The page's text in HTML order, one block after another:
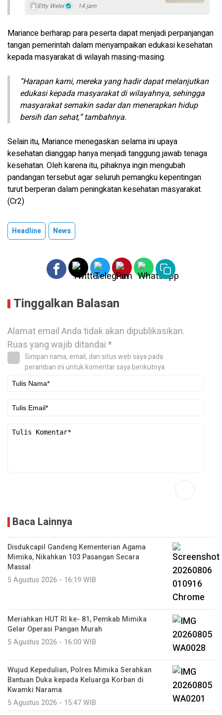
Etty Weler 14 jam
Mariance berharap para peserta dapat menjadi perpanjangan
tangan pemerintah dalam menyampaikan edukasi kesehatan
kepada masyarakat di wilayah masing-masing.
“Harapan kami, mereka yang hadir dapat melanjutkan
edukasi kepada masyarakat di wilayahnya, sehingga
masyarakat semakin sadar dan menerapkan hidup
bersih dan sehat,” tambahnya.
Selain itu, Mariance menegaskan selama ini upaya
kesehatan dianggap hanya menjadi tanggung jawab tenaga
kesehatan. Oleh karena itu, pihaknya ingin mengubah
pandangan tersebut agar seluruh pemangku kepentingan
turut berperan dalam peningkatan kesehatan masyarakat.
(Cr2)
Headline News
Tinggalkan Balasan
Alamat email Anda tidak akan dipublikasikan.
Ruas yang wajib ditandai*
Simpan nama, email, dan situs web saya pada
peramban ini untuk komentar saya berikutnya.
Baca Lainnya
Disdukcapil Gandeng Kementerian Agama
Mimika, Nikahkan 103 Pasangan Secara
Massal
5 Agustus 2026 - 16:19 WIB
Meriahkan HUT RI ke- 81, Pemkab Mimika
Gelar Operasi Pangan Murah
5 Agustus 2026 - 16:00 WIB
Wujud Kepedulian, Polres Mimika Serahkan
Bantuan Duka kepada Keluarga Korban di
Kwamki Narama
5 Agustus 2026 - 15:47 WIB